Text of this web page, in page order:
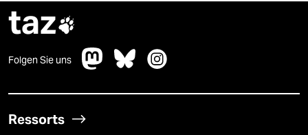
taz
Folgen Sie uns
Ressorts